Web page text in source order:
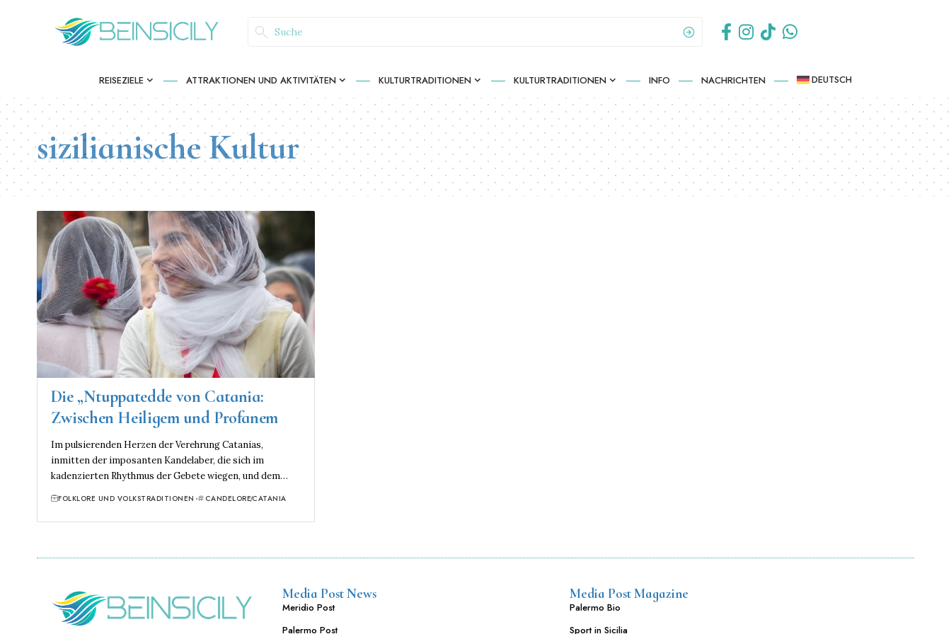
REISEZIELE ATTRAKTIONEN UND AKTIVITÄTEN KULTURTRADITIONEN KULTURTRADITIONEN INFO NACHRICHTEN DEUTSCH
sizilianische Kultur
Die „Ntuppatedde von Catania:
Zwischen Heiligem und Profanem
Im pulsierenden Herzen der Verehrung Catanias,
inmitten der imposanten Kandelaber, die sich im
kadenzierten Rhythmus der Gebete wiegen, und dem…
FOLKLORE UND VOLKSTRADITIONEN CANDELORECATANIA
Media Post News
Meridio Post
Palermo Post
Media Post Magazine
Palermo Bio
Sport in Sicilia